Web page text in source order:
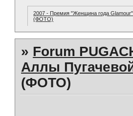
2007 - Премия "Женщина года
(ФОТО)
» Forum
Аллы
(ФОТО)